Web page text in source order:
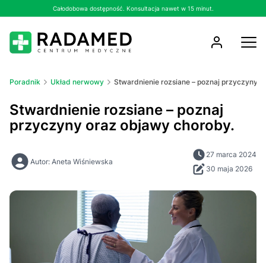
Całodobowa dostępność. Konsultacja nawet w 15 minut.
Poradnik Układ nerwowy Stwardnienie rozsiane – poznaj przyczyny
Stwardnienie rozsiane – poznaj
przyczyny oraz objawy choroby.
Autor: Aneta Wiśniewska
27 marca 2024
30 maja 2026